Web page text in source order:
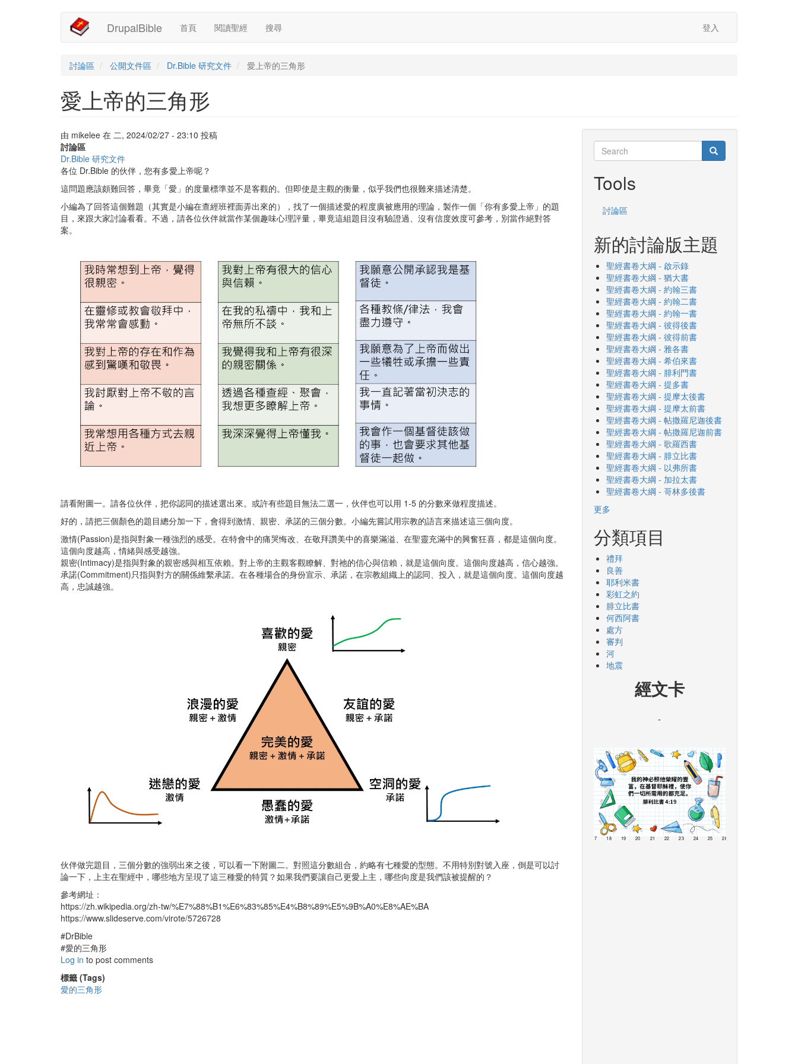
DrupalBible
Main
navigation
首頁 閱讀聖經 搜尋
User
account
menu
登入
討論區 公開文件區 Dr.Bible 研究文件 愛上帝的三角形
愛上帝的三角形
由 mikelee 在 二, 2024/02/27 - 23:10 投稿
討論區
Dr.Bible 研究文件
各位 Dr.Bible 的伙伴，您有多愛上帝呢？
這問題應該頗難回答，畢竟「愛」的度量標準並不是客觀的。但即使是主觀的衡量，似乎我們也很難來描述清楚。
小編為了回答這個難題（其實是小編在查經班裡面弄出來的），找了一個描述愛的程度廣被應用的理論，製作一個「你有多愛上帝」的題
目，來跟大家討論看看。不過，請各位伙伴就當作某個趣味心理評量，畢竟這組題目沒有驗證過、沒有信度效度可參考，別當作絕對答
案。
請看附圖一。請各位伙伴，把你認同的描述選出來。或許有些題目無法二選一，伙伴也可以用 1-5 的分數來做程度描述。
好的，請把三個顏色的題目總分加一下，會得到激情、親密、承諾的三個分數。小編先嘗試用宗教的語言來描述這三個向度。
激情(Passion)是指與對象一種強烈的感受。在特會中的痛哭悔改、在敬拜讚美中的喜樂滿溢、在聖靈充滿中的興奮狂喜，都是這個向度。
這個向度越高，情緒與感受越強。
親密(Intimacy)是指與對象的親密感與相互依賴。對上帝的主觀客觀瞭解、對祂的信心與信賴，就是這個向度。這個向度越高，信心越強。
承諾(Commitment)只指與對方的關係維繫承諾。在各種場合的身份宣示、承諾，在宗教組織上的認同、投入，就是這個向度。這個向度越
高，忠誠越強。
伙伴做完題目，三個分數的強弱出來之後，可以看一下附圖二。對照這分數組合，約略有七種愛的型態。不用特別對號入座，倒是可以討
論一下，上主在聖經中，哪些地方呈現了這三種愛的特質？如果我們要讓自己更愛上主，哪些向度是我們該被提醒的？
參考網址：
https://zh.wikipedia.org/zh-tw/%E7%88%B1%E6%83%85%E4%B8%89%E5%9B%A0%E8%AE%BA
https://www.slideserve.com/virote/5726728
#DrBible
#愛的三角形
Log in to post comments
標籤 (Tags)
愛的三角形
Search
Search Search
Tools
討論區
新的討論版主題
聖經書卷大綱 - 啟示錄
聖經書卷大綱 - 猶大書
聖經書卷大綱 - 約翰三書
聖經書卷大綱 - 約翰二書
聖經書卷大綱 - 約翰一書
聖經書卷大綱 - 彼得後書
聖經書卷大綱 - 彼得前書
聖經書卷大綱 - 雅各書
聖經書卷大綱 - 希伯來書
聖經書卷大綱 - 腓利門書
聖經書卷大綱 - 提多書
聖經書卷大綱 - 提摩太後書
聖經書卷大綱 - 提摩太前書
聖經書卷大綱 - 帖撒羅尼迦後書
聖經書卷大綱 - 帖撒羅尼迦前書
聖經書卷大綱 - 歌羅西書
聖經書卷大綱 - 腓立比書
聖經書卷大綱 - 以弗所書
聖經書卷大綱 - 加拉太書
聖經書卷大綱 - 哥林多後書
更多
分類項目
禮拜
良善
耶利米書
彩虹之約
腓立比書
何西阿書
處方
審判
河
地震
經文卡
-
17 18 19 20 21 22 23 24 25 26